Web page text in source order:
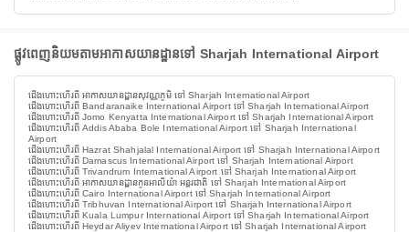
ផ្លូវពេញនិយមតាមអាកាសយានដ្ឋានទៅ Sharjah International Airport
ជើងហោះហើរពី អាកាសយានដ្ឋានសុវណ្ណភូមិ ទៅ Sharjah International Airport
ជើងហោះហើរពី Bandaranaike International Airport ទៅ Sharjah International Airport
ជើងហោះហើរពី Jomo Kenyatta International Airport ទៅ Sharjah International Airport
ជើងហោះហើរពី Addis Ababa Bole International Airport ទៅ Sharjah International
Airport
ជើងហោះហើរពី Hazrat Shahjalal International Airport ទៅ Sharjah International Airport
ជើងហោះហើរពី Damascus International Airport ទៅ Sharjah International Airport
ជើងហោះហើរពី Trivandrum International Airport ទៅ Sharjah International Airport
ជើងហោះហើរពី អាកាសយានដ្ឋានកូនអាលីយ៉ា អន្តរជាតិ ទៅ Sharjah International Airport
ជើងហោះហើរពី Cairo International Airport ទៅ Sharjah International Airport
ជើងហោះហើរពី Tribhuvan International Airport ទៅ Sharjah International Airport
ជើងហោះហើរពី Kuala Lumpur International Airport ទៅ Sharjah International Airport
ជើងហោះហើរពី Heydar Aliyev International Airport ទៅ Sharjah International Airport